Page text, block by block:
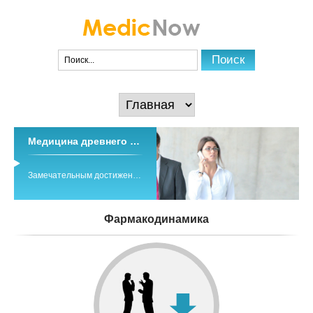
Медицина древнего тибета
Замечательным достижением древних и средневековых медицинских знаний народов Азии является традиционная система индо-тибетской медицины ...
Фармакодинамика